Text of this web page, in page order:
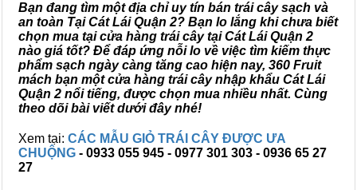
Bạn đang tìm một địa chỉ uy tín bán trái cây sạch và
an toàn Tại Cát Lái Quận 2? Bạn lo lắng khi chưa biết
chọn mua tại cửa hàng trái cây tại Cát Lái Quận 2
nào giá tốt? Để đáp ứng nỗi lo về việc tìm kiếm thực
phẩm sạch ngày càng tăng cao hiện nay, 360 Fruit
mách bạn một cửa hàng trái cây nhập khẩu Cát Lái
Quận 2 nổi tiếng, được chọn mua nhiều nhất. Cùng
theo dõi bài viết dưới đây nhé!
Xem tại: CÁC MẪU GIỎ TRÁI CÂY ĐƯỢC ƯA
CHUỘNG - 0933 055 945 - 0977 301 303 - 0936 65 27
27